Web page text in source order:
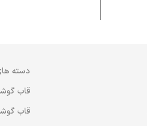
دسته
قاب
قاب